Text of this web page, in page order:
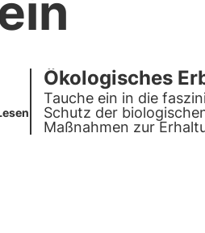
Ökologisches
Tauche ein in die
Schutz der
Maßnahmen zur